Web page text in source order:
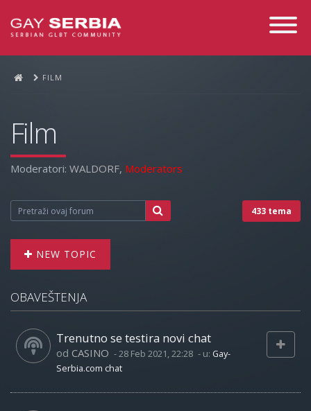
Toggle
FILM
Film
Moderatori: WALDORF, Moderators
433 tema
NEW TOPIC
OBAVEŠTENJA
Trenutno se testira novi chat
od CASINO -28 Feb 2021, 22:28 - u: Gay-
Serbia.com chat